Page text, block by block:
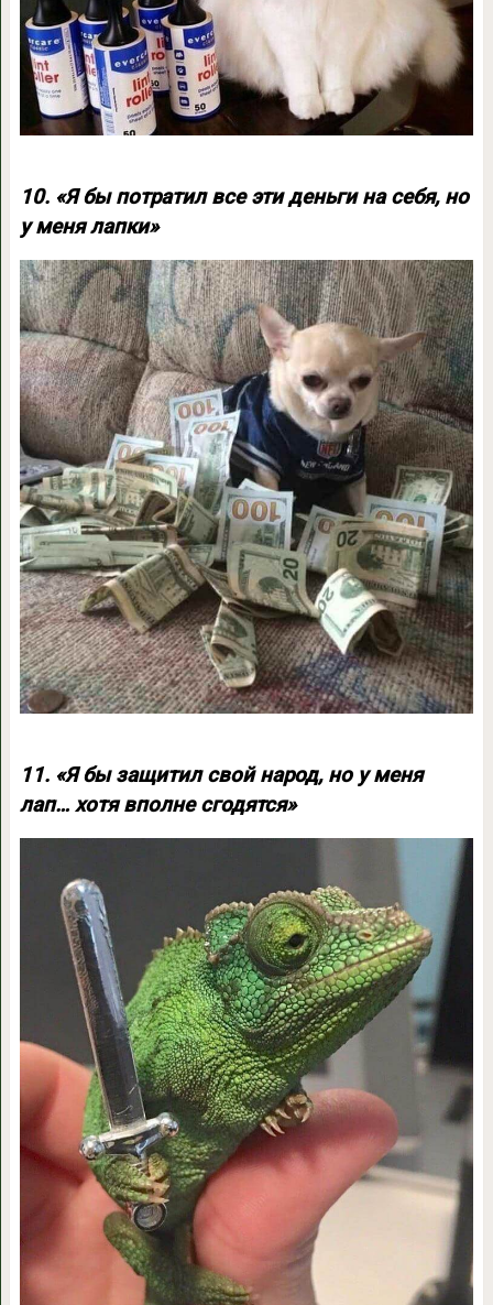
10. «Я бы потратил все эти деньги на себя, но
у меня лапки»
11. «Я бы защитил свой народ, но у меня
лап… хотя вполне сгодятся»